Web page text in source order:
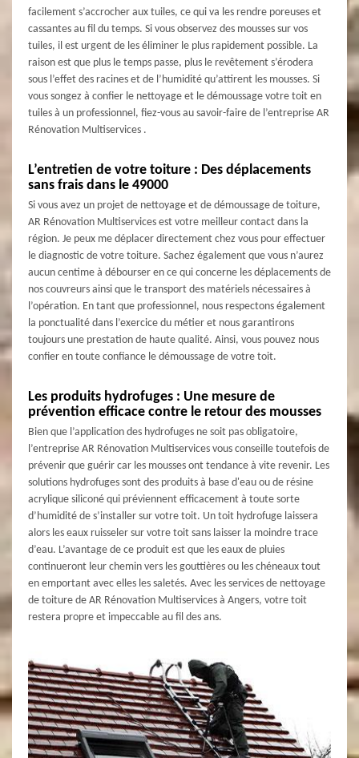
facilement s’accrocher aux tuiles, ce qui va les rendre poreuses et
cassantes au fil du temps. Si vous observez des mousses sur vos
tuiles, il est urgent de les éliminer le plus rapidement possible. La
raison est que plus le temps passe, plus le revêtement s’érodera
sous l’effet des racines et de l’humidité qu’attirent les mousses. Si
vous songez à confier le nettoyage et le démoussage votre toit en
tuiles à un professionnel, fiez-vous au savoir-faire de l’entreprise AR
Rénovation Multiservices .
L’entretien de votre toiture : Des déplacements
sans frais dans le 49000
Si vous avez un projet de nettoyage et de démoussage de toiture,
AR Rénovation Multiservices est votre meilleur contact dans la
région. Je peux me déplacer directement chez vous pour effectuer
le diagnostic de votre toiture. Sachez également que vous n’aurez
aucun centime à débourser en ce qui concerne les déplacements de
nos couvreurs ainsi que le transport des matériels nécessaires à
l’opération. En tant que professionnel, nous respectons également
la ponctualité dans l’exercice du métier et nous garantirons
toujours une prestation de haute qualité. Ainsi, vous pouvez nous
confier en toute confiance le démoussage de votre toit.
Les produits hydrofuges : Une mesure de
prévention efficace contre le retour des mousses
Bien que l’application des hydrofuges ne soit pas obligatoire,
l’entreprise AR Rénovation Multiservices vous conseille toutefois de
prévenir que guérir car les mousses ont tendance à vite revenir. Les
solutions hydrofuges sont des produits à base d'eau ou de résine
acrylique siliconé qui préviennent efficacement à toute sorte
d’humidité de s’installer sur votre toit. Un toit hydrofuge laissera
alors les eaux ruisseler sur votre toit sans laisser la moindre trace
d’eau. L’avantage de ce produit est que les eaux de pluies
continueront leur chemin vers les gouttières ou les chéneaux tout
en emportant avec elles les saletés. Avec les services de nettoyage
de toiture de AR Rénovation Multiservices à Angers, votre toit
restera propre et impeccable au fil des ans.